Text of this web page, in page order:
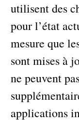
utilisent des
pour l’état
mesure que
sont mises à
ne peuvent
applications